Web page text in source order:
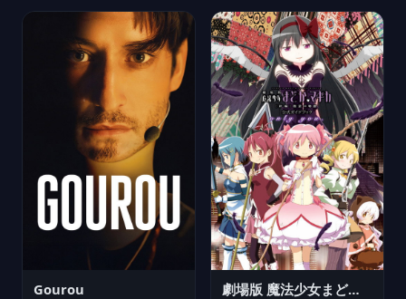
Gourou 劇場版 魔法少女まどか☆マギカ[新編]叛逆の物語